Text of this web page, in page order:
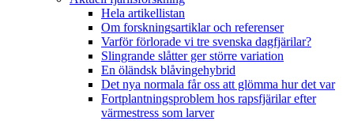
Hela artikellistan
Om forskningsartiklar och referenser
Varför förlorade vi tre svenska dagfjärilar?
Slingrande slåtter ger större variation
En öländsk blåvingehybrid
Det nya normala får oss att glömma hur det var
Fortplantningsproblem hos rapsfjärilar efter
värmestress som larver